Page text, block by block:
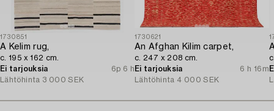
1730851
A Kelim rug,
c. 195 x 162 cm.
Ei tarjouksia
6p 6 h
Lähtöhinta 3 000 SEK
1730621
An Afghan Kilim carpet,
c. 247 x 208 cm.
Ei tarjouksia
6 h 16m
Lähtöhinta 4 000 SEK